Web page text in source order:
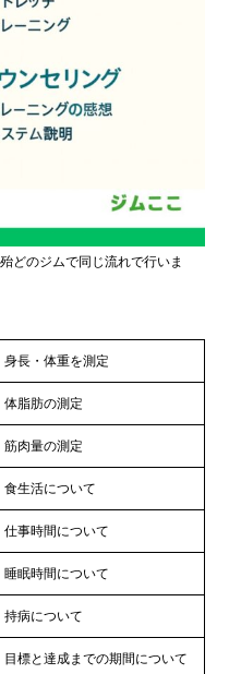
どのジムで同じ流れで行いま
身長・体重を測定
体脂肪の測定
筋肉量の測定
食生活について
仕事時間について
睡眠時間について
持病について
目標と達成までの期間について